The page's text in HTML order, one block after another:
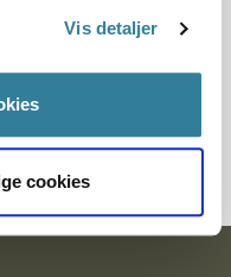
Vis detaljer
cookies